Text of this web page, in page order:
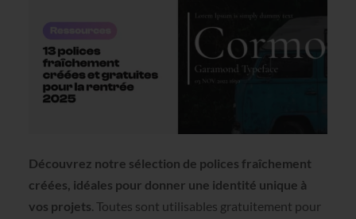
Découvrez notre sélection de polices fraîchement
créées, idéales pour donner une identité unique à
vos projets. Toutes sont utilisables gratuitement pour